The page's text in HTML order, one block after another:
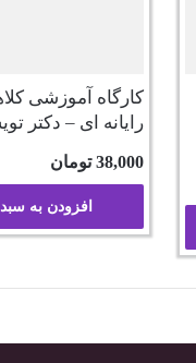
کارگاه آموزشی
رایانه ای – دکتر
38,000 تومان
افزودن به